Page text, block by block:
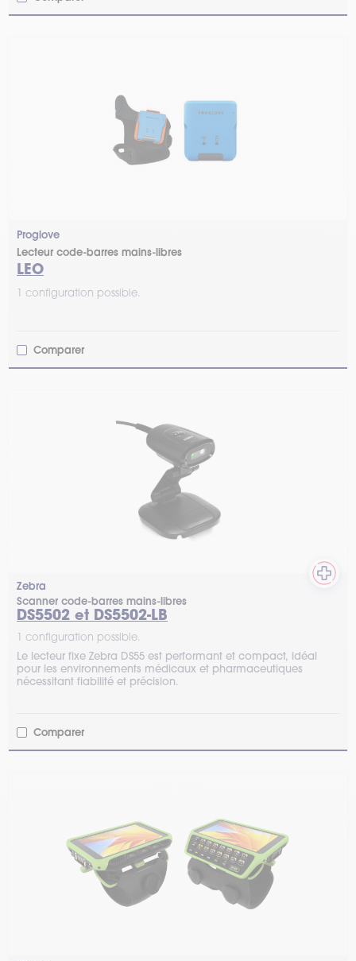
Proglove
Lecteur code-barres mains-libres
LEO
1 configuration possible.
Comparer
Zebra
Scanner code-barres mains-libres
DS5502 et DS5502-LB
1 configuration possible.
Le lecteur fixe Zebra DS55 est performant et compact, idéal
pour les environnements médicaux et pharmaceutiques
nécessitant fiabilité et précision.
Comparer